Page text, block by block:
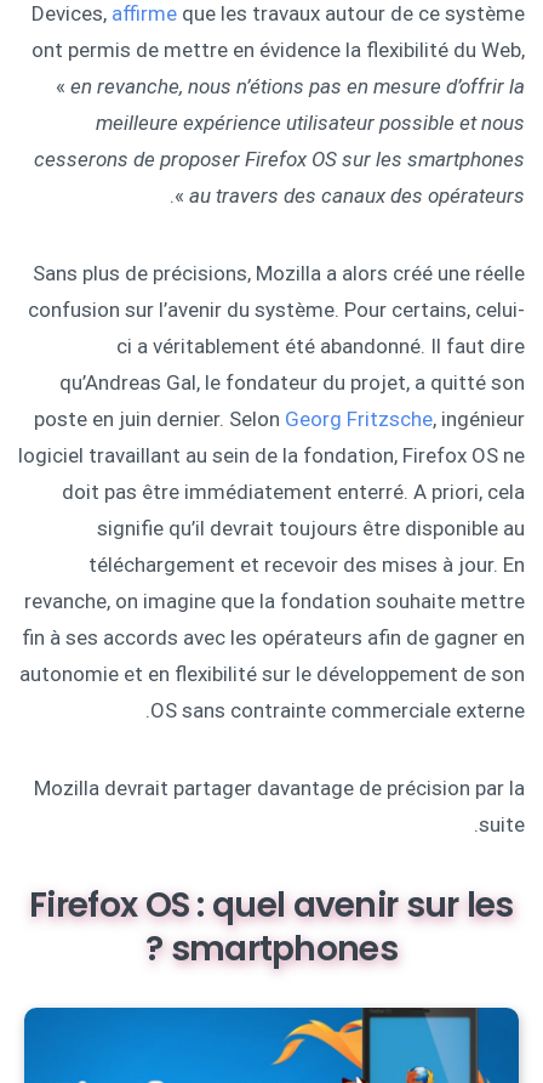
Devices, affirme que les travaux autour de ce système
ont permis de mettre en évidence la flexibilité du Web,
« en revanche, nous n’étions pas en mesure d’offrir la
meilleure expérience utilisateur possible et nous
cesserons de proposer Firefox OS sur les smartphones
au travers des canaux des opérateurs
».
Sans plus de précisions, Mozilla a alors créé une réelle
confusion sur l’avenir du système. Pour certains, celui-
ci a véritablement été abandonné. Il faut dire
qu’Andreas Gal, le fondateur du projet, a quitté son
poste en juin dernier. Selon Georg Fritzsche, ingénieur
logiciel travaillant au sein de la fondation, Firefox OS ne
doit pas être immédiatement enterré. A priori, cela
signifie qu’il devrait toujours être disponible au
téléchargement et recevoir des mises à jour. En
revanche, on imagine que la fondation souhaite mettre
fin à ses accords avec les opérateurs afin de gagner en
autonomie et en flexibilité sur le développement de son
OS sans contrainte commerciale externe.
Mozilla devrait partager davantage de précision par la
suite.
Firefox OS : quel avenir sur les
smartphones ?